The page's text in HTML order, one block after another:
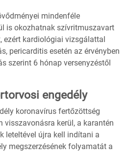
mindenféle
is okozhatnak szívritmuszavart
ezért kardiológiai vizsgálattal
pericarditis esetén az érvényben
szerint 6 hónap versenyzéstől
engedély
koronavírus fertőzöttség
visszavonásra kerül, a karantén
leteltével újra kell indítani a
megszerzésének folyamatát a